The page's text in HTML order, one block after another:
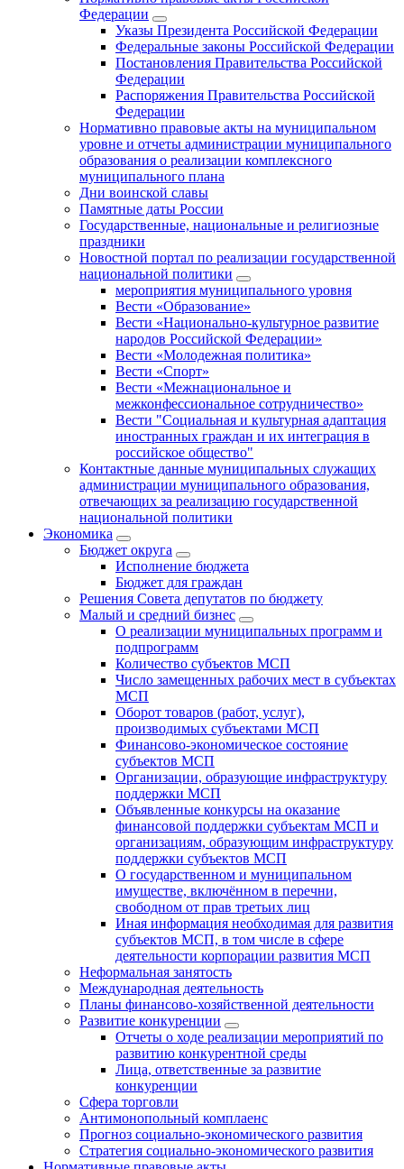
Федерации
Указы Президента Российской Федерации
Федеральные законы Российской Федерации
Постановления Правительства Российской
Федерации
Распоряжения Правительства Российской
Федерации
Нормативно правовые акты на муниципальном
уровне и отчеты администрации муниципального
образования о реализации комплексного
муниципального плана
Дни воинской славы
Памятные даты России
Государственные, национальные и религиозные
праздники
Новостной портал по реализации государственной
национальной политики
мероприятия муниципального уровня
Вести «Образование»
Вести «Национально-культурное развитие
народов Российской Федерации»
Вести «Молодежная политика»
Вести «Спорт»
Вести «Межнациональное и
межконфессиональное сотрудничество»
Вести "Социальная и культурная адаптация
иностранных граждан и их интеграция в
российское общество"
Контактные данные муниципальных служащих
администрации муниципального образования,
отвечающих за реализацию государственной
национальной политики
Экономика
Бюджет округa
Исполнение бюджета
Бюджет для граждан
Решения Совета депутатов по бюджету
Малый и средний бизнес
О реализации муниципальных программ и
подпрограмм
Количество субъектов МСП
Число замещенных рабочих мест в субъектах
МСП
Оборот товаров (работ, услуг),
производимых субъектами МСП
Финансово-экономическое состояние
субъектов МСП
Организации, образующие инфраструктуру
поддержки МСП
Объявленные конкурсы на оказание
финансовой поддержки субъектам МСП и
организациям, образующим инфраструктуру
поддержки субъектов МСП
О государственном и муниципальном
имуществе, включённом в перечни,
свободном от прав третьих лиц
Иная информация необходимая для развития
субъектов МСП, в том числе в сфере
деятельности корпорации развития МСП
Неформальная занятость
Международная деятельность
Планы финансово-хозяйственной деятельности
Развитие конкуренции
Отчеты о ходе реализации мероприятий по
развитию конкурентной среды
Лица, ответственные за развитие
конкуренции
Сфера торговли
Антимонопольный комплаенс
Прогноз социально-экономического развития
Стратегия социально-экономического развития